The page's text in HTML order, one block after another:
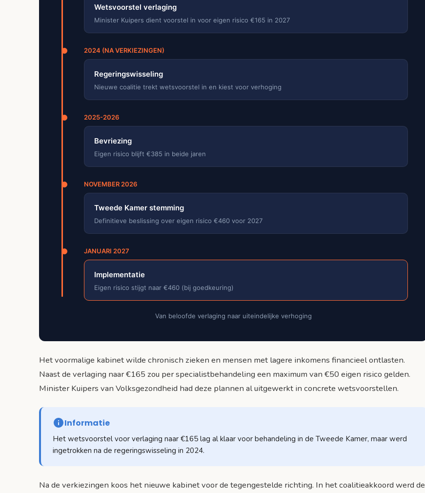
Wetsvoorstel verlaging
Minister Kuipers dient voorstel in voor eigen risico €165 in 2027
2024 (NA VERKIEZINGEN)
Regeringswisseling
Nieuwe coalitie trekt wetsvoorstel in en kiest voor verhoging
2025-2026
Bevriezing
Eigen risico blijft €385 in beide jaren
NOVEMBER 2026
Tweede Kamer stemming
Definitieve beslissing over eigen risico €460 voor 2027
JANUARI 2027
Implementatie
Eigen risico stijgt naar €460 (bij goedkeuring)
Van beloofde verlaging naar uiteindelijke verhoging
Het voormalige kabinet wilde chronisch zieken en mensen met lagere inkomens financieel ontlasten.
Naast de verlaging naar €165 zou per specialistbehandeling een maximum van €50 eigen risico gelden.
Minister Kuipers van Volksgezondheid had deze plannen al uitgewerkt in concrete wetsvoorstellen.
Informatie
Het wetsvoorstel voor verlaging naar €165 lag al klaar voor behandeling in de Tweede Kamer, maar werd
ingetrokken na de regeringswisseling in 2024.
Na de verkiezingen koos het nieuwe kabinet voor de tegengestelde richting. In het coalitieakkoord werd de